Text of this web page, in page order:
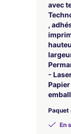
avec
,
-
Paquet
En